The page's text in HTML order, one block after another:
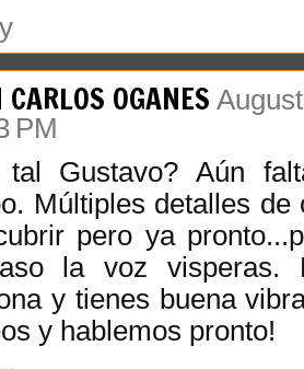
OGANES
PM
tal Gustavo? Aún
Múltiples detalles de
pero ya
la voz visperas.
y tienes buena
y hablemos pronto!